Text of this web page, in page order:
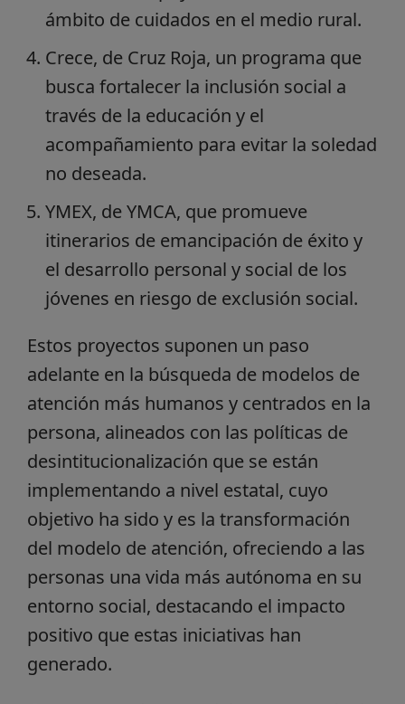
ámbito de cuidados en el medio rural.
Crece, de Cruz Roja, un programa que
busca fortalecer la inclusión social a
través de la educación y el
acompañamiento para evitar la soledad
no deseada.
YMEX, de YMCA, que promueve
itinerarios de emancipación de éxito y
el desarrollo personal y social de los
jóvenes en riesgo de exclusión social.
Estos proyectos suponen un paso
adelante en la búsqueda de modelos de
atención más humanos y centrados en la
persona, alineados con las políticas de
desintitucionalización que se están
implementando a nivel estatal, cuyo
objetivo ha sido y es la transformación
del modelo de atención, ofreciendo a las
personas una vida más autónoma en su
entorno social, destacando el impacto
positivo que estas iniciativas han
generado.